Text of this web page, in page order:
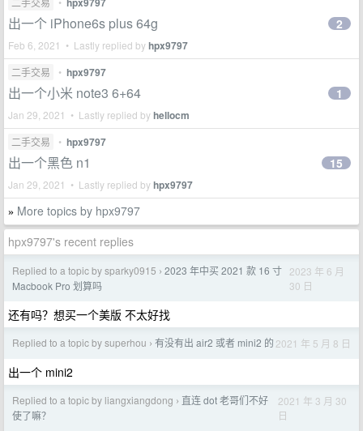
出一个 iPhone6s plus 64g
Feb 6, 2021 • Lastly replied byhpx9797
2
二手交易 • hpx9797
出一个小米 note3 6+64
Jan 29, 2021 • Lastly replied byhellocm
1
二手交易 • hpx9797
出一个黑色 n1
Jan 29, 2021 • Lastly replied byhpx9797
15
» More topics by hpx9797
hpx9797's recent replies
Replied to a topic by sparky0915 › 2023 年中买 2021 款 16 寸
Macbook Pro 划算吗
2023 年 6 月
30 日
还有吗？想买一个美版 不太好找
Replied to a topic by superhou › 有没有出 air2 或者 mini2 的 2021 年 5 月 8 日
出一个 mini2
Replied to a topic by liangxiangdong › 直连 dot 老哥们不好
使了嘛？
2021 年 3 月 30
日